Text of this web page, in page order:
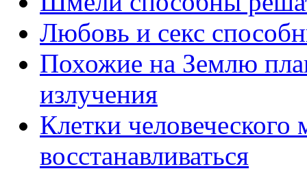
Любовь и секс
Похожие на Землю
излучения
Клетки
восстанавливаться